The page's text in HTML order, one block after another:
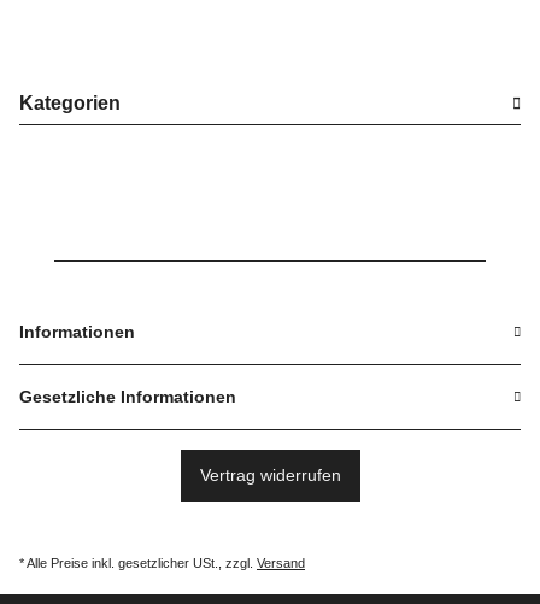
Kategorien
Informationen
Gesetzliche Informationen
Vertrag widerrufen
* Alle Preise inkl. gesetzlicher USt., zzgl. Versand